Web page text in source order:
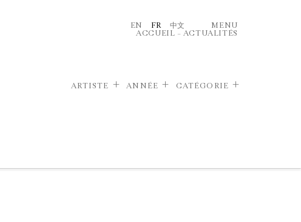
EN FR 中文
MENU
ACCUEIL – ACTUALITÉS
ARTISTE ANNÉE CATÉGORIE